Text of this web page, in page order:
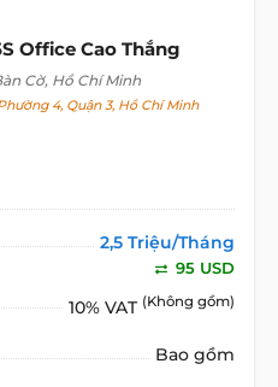
Office Cao Thắng
Cờ, Hồ Chí Minh
4, Quận 3, Hồ Chí Minh
2,5 Triệu/Tháng
95 USD
10% VAT (Không gồm)
Bao gồm